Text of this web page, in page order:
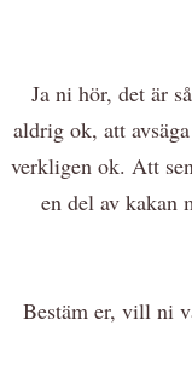
Ja ni hör, det är
aldrig ok, att
verkligen ok. Att
en del av kakan
Bestäm er, vill ni